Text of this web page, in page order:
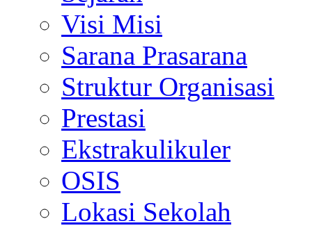
Visi Misi
Sarana Prasarana
Struktur Organisasi
Prestasi
Ekstrakulikuler
OSIS
Lokasi Sekolah